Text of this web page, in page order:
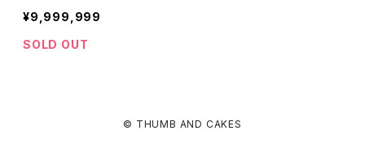
¥9,999,999
SOLD OUT
© THUMB AND CAKES